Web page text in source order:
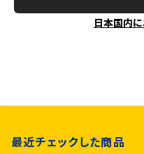
日本国内
最近チェックした商品